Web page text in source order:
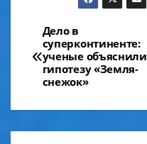
Навигация
по
записям
Дело в
суперконтиненте:
ученые объяснили
гипотезу «Земля-
снежок»